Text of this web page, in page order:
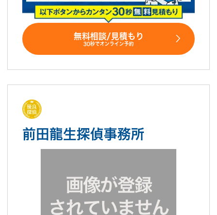
うに、誠実に調査いたします。
そよかぜ探偵事務所に、どうぞお気軽にご相談ください。
無料相談/見積もり
30秒でオンライン予約
前田龍生探偵事務所